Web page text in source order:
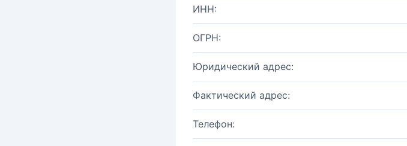
ИНН:
ОГРН:
Юридический адрес:
Фактический адрес:
Телефон: